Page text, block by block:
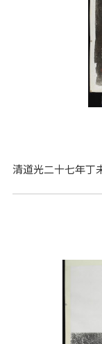
清道光二十七年丁